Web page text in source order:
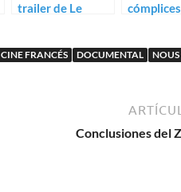
trailer de Le
CINE FRANCÉS DOCUMENTAL NOUS
Conclusiones del